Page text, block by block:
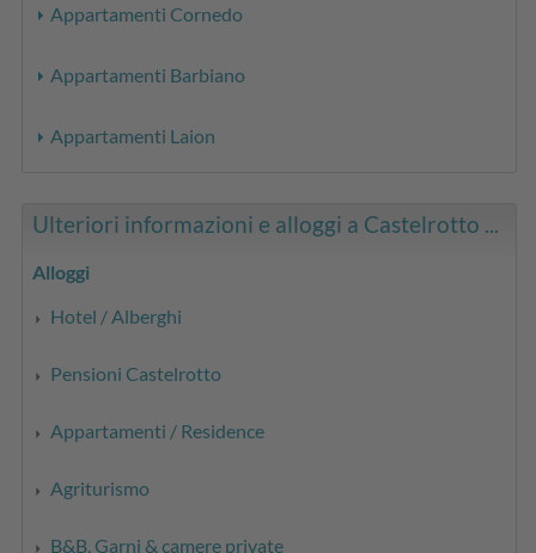
Appartamenti Cornedo
Appartamenti Barbiano
Appartamenti Laion
Ulteriori informazioni e alloggi a Castelrotto ...
Alloggi
Hotel / Alberghi
Pensioni Castelrotto
Appartamenti / Residence
Agriturismo
B&B, Garni & camere private